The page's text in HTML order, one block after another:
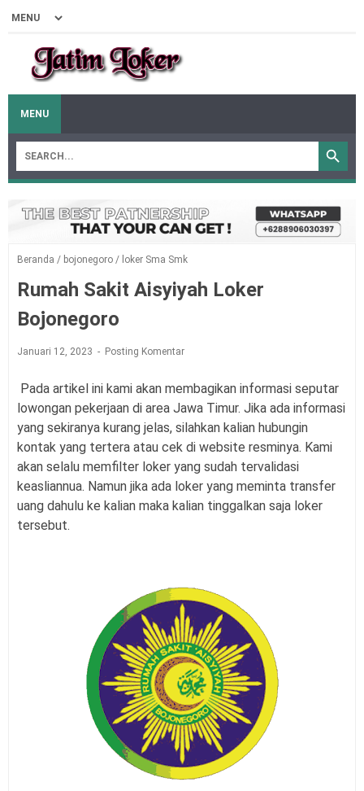
MENU
Beranda / bojonegoro / loker Sma Smk
Rumah Sakit Aisyiyah Loker
Bojonegoro
Januari 12, 2023 Posting Komentar
Pada artikel ini kami akan membagikan informasi seputar
lowongan pekerjaan di area Jawa Timur. Jika ada informasi
yang sekiranya kurang jelas, silahkan kalian hubungin
kontak yang tertera atau cek di website resminya. Kami
akan selalu memfilter loker yang sudah tervalidasi
keasliannua. Namun jika ada loker yang meminta transfer
uang dahulu ke kalian maka kalian tinggalkan saja loker
tersebut.